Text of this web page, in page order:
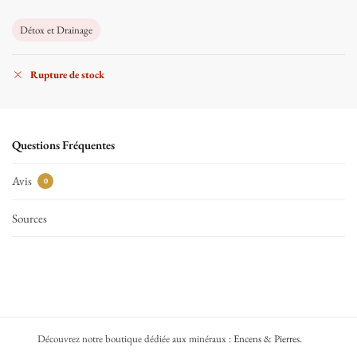
Détox et Drainage
Rupture de stock
Questions Fréquentes
Avis 0
Sources
Découvrez notre boutique dédiée aux minéraux :Encens & Pierres.